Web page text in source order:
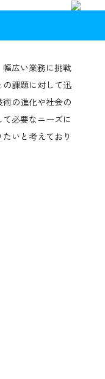
広い業務に挑戦
の課題に対して迅
の進化や社会の
必要なニーズに
いと考えており